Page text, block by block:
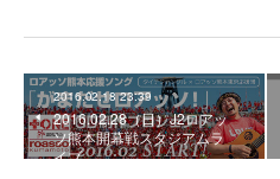
2016.02.18 23:39
2016.02.28（日）J2ロアッ
ソ熊本開幕戦スタジアムラ
イブ